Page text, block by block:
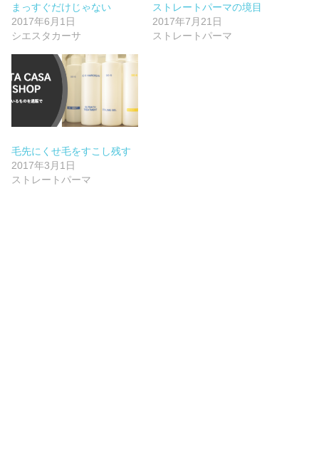
まっすぐだけじゃない
2017年6月1日
シエスタカーサ
ストレートパーマの境目
2017年7月21日
ストレートパーマ
毛先にくせ毛をすこし残す
2017年3月1日
ストレートパーマ